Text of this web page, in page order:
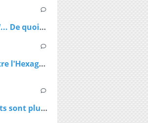
Netflix, Disney+, Apple TV... De quoi passer du bon temps pendant le confinement
Coronavirus : Les vols entre l'Hexagone et l'Outre-Mer interdits dès lundi
Coronavirus : "Les patients sont plus jeunes que ce qu'on nous avait dit", affirme Patrick Pelloux